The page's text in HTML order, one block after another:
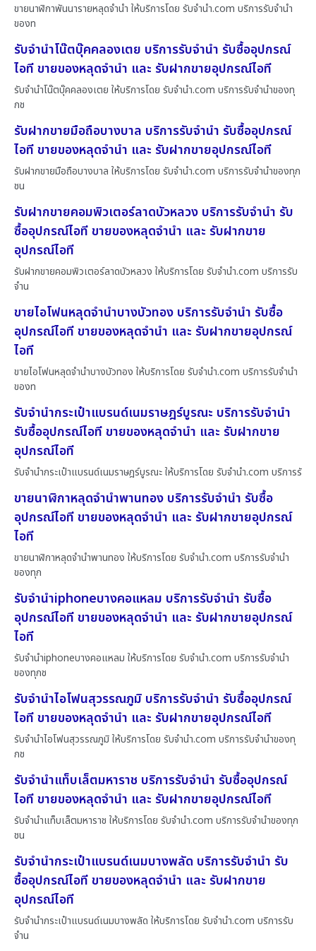
ขายนาฬิกาพันนารายหลุดจำนำ ให้บริการโดย รับจํานํา.com บริการรับจำนำ
ของท
รับจำนำโน๊ตบุ๊คคลองเตย บริการรับจำนำ รับซื้ออุปกรณ์
ไอที ขายของหลุดจำนำ และ รับฝากขายอุปกรณ์ไอที
รับจำนำโน๊ตบุ๊คคลองเตย ให้บริการโดย รับจํานํา.com บริการรับจำนำของทุ
กช
รับฝากขายมือถือบางบาล บริการรับจำนำ รับซื้ออุปกรณ์
ไอที ขายของหลุดจำนำ และ รับฝากขายอุปกรณ์ไอที
รับฝากขายมือถือบางบาล ให้บริการโดย รับจํานํา.com บริการรับจำนำของทุก
ชน
รับฝากขายคอมพิวเตอร์ลาดบัวหลวง บริการรับจำนำ รับ
ซื้ออุปกรณ์ไอที ขายของหลุดจำนำ และ รับฝากขาย
อุปกรณ์ไอที
รับฝากขายคอมพิวเตอร์ลาดบัวหลวง ให้บริการโดย รับจํานํา.com บริการรับ
จำน
ขายไอโฟนหลุดจำนำบางบัวทอง บริการรับจำนำ รับซื้อ
อุปกรณ์ไอที ขายของหลุดจำนำ และ รับฝากขายอุปกรณ์
ไอที
ขายไอโฟนหลุดจำนำบางบัวทอง ให้บริการโดย รับจํานํา.com บริการรับจำนำ
ของท
รับจำนำกระเป๋าแบรนด์เนมราษฎร์บูรณะ บริการรับจำนำ
รับซื้ออุปกรณ์ไอที ขายของหลุดจำนำ และ รับฝากขาย
อุปกรณ์ไอที
รับจำนำกระเป๋าแบรนด์เนมราษฎร์บูรณะ ให้บริการโดย รับจํานํา.com บริการรั
ขายนาฬิกาหลุดจำนำพานทอง บริการรับจำนำ รับซื้อ
อุปกรณ์ไอที ขายของหลุดจำนำ และ รับฝากขายอุปกรณ์
ไอที
ขายนาฬิกาหลุดจำนำพานทอง ให้บริการโดย รับจํานํา.com บริการรับจำนำ
ของทุก
รับจำนำiphoneบางคอแหลม บริการรับจำนำ รับซื้อ
อุปกรณ์ไอที ขายของหลุดจำนำ และ รับฝากขายอุปกรณ์
ไอที
รับจำนำiphoneบางคอแหลม ให้บริการโดย รับจํานํา.com บริการรับจำนำ
ของทุกช
รับจำนำไอโฟนสุวรรณภูมิ บริการรับจำนำ รับซื้ออุปกรณ์
ไอที ขายของหลุดจำนำ และ รับฝากขายอุปกรณ์ไอที
รับจำนำไอโฟนสุวรรณภูมิ ให้บริการโดย รับจํานํา.com บริการรับจำนำของทุ
กช
รับจำนำแท็บเล็ตมหาราช บริการรับจำนำ รับซื้ออุปกรณ์
ไอที ขายของหลุดจำนำ และ รับฝากขายอุปกรณ์ไอที
รับจำนำแท็บเล็ตมหาราช ให้บริการโดย รับจํานํา.com บริการรับจำนำของทุก
ชน
รับจำนำกระเป๋าแบรนด์เนมบางพลัด บริการรับจำนำ รับ
ซื้ออุปกรณ์ไอที ขายของหลุดจำนำ และ รับฝากขาย
อุปกรณ์ไอที
รับจำนำกระเป๋าแบรนด์เนมบางพลัด ให้บริการโดย รับจํานํา.com บริการรับ
จำน